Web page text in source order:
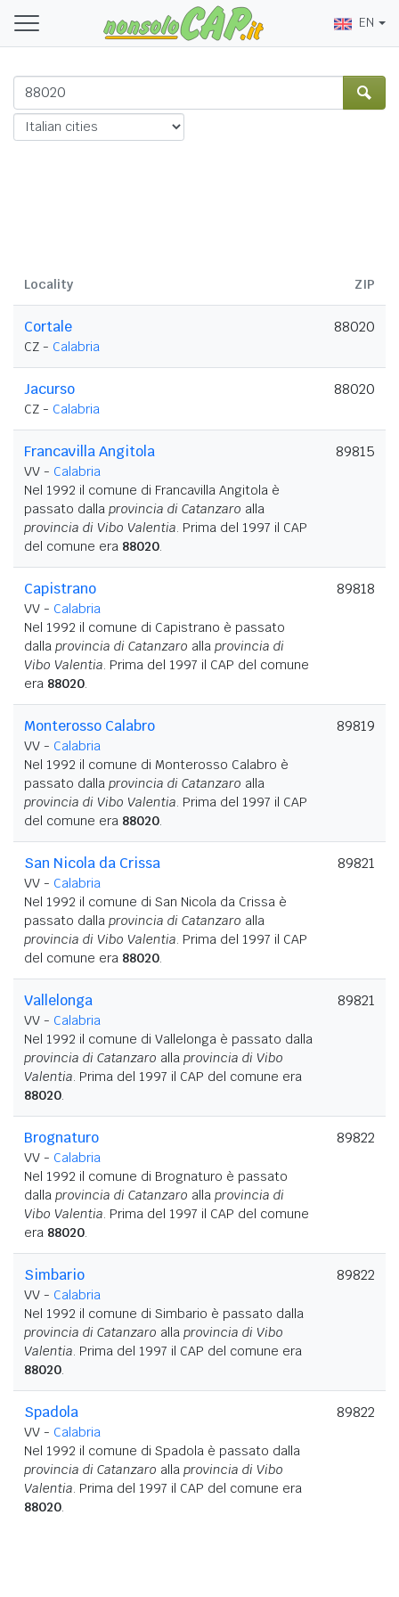
EN
Locality ZIP
Cortale
CZ - Calabria
88020
Jacurso
CZ - Calabria
88020
Francavilla Angitola
VV - Calabria
Nel 1992 il comune di Francavilla Angitola è
passato dalla provincia di Catanzaro alla
provincia di Vibo Valentia. Prima del 1997 il CAP
del comune era 88020.
89815
Capistrano
VV - Calabria
Nel 1992 il comune di Capistrano è passato
dalla provincia di Catanzaro alla provincia di
Vibo Valentia. Prima del 1997 il CAP del comune
era 88020.
89818
Monterosso Calabro
VV - Calabria
Nel 1992 il comune di Monterosso Calabro è
passato dalla provincia di Catanzaro alla
provincia di Vibo Valentia. Prima del 1997 il CAP
del comune era 88020.
89819
San Nicola da Crissa
VV - Calabria
Nel 1992 il comune di San Nicola da Crissa è
passato dalla provincia di Catanzaro alla
provincia di Vibo Valentia. Prima del 1997 il CAP
del comune era 88020.
89821
Vallelonga
VV - Calabria
Nel 1992 il comune di Vallelonga è passato dalla
provincia di Catanzaro alla provincia di Vibo
Valentia. Prima del 1997 il CAP del comune era
88020.
89821
Brognaturo
VV - Calabria
Nel 1992 il comune di Brognaturo è passato
dalla provincia di Catanzaro alla provincia di
Vibo Valentia. Prima del 1997 il CAP del comune
era 88020.
89822
Simbario
VV - Calabria
Nel 1992 il comune di Simbario è passato dalla
provincia di Catanzaro alla provincia di Vibo
Valentia. Prima del 1997 il CAP del comune era
88020.
89822
Spadola
VV - Calabria
Nel 1992 il comune di Spadola è passato dalla
provincia di Catanzaro alla provincia di Vibo
Valentia. Prima del 1997 il CAP del comune era
88020.
89822